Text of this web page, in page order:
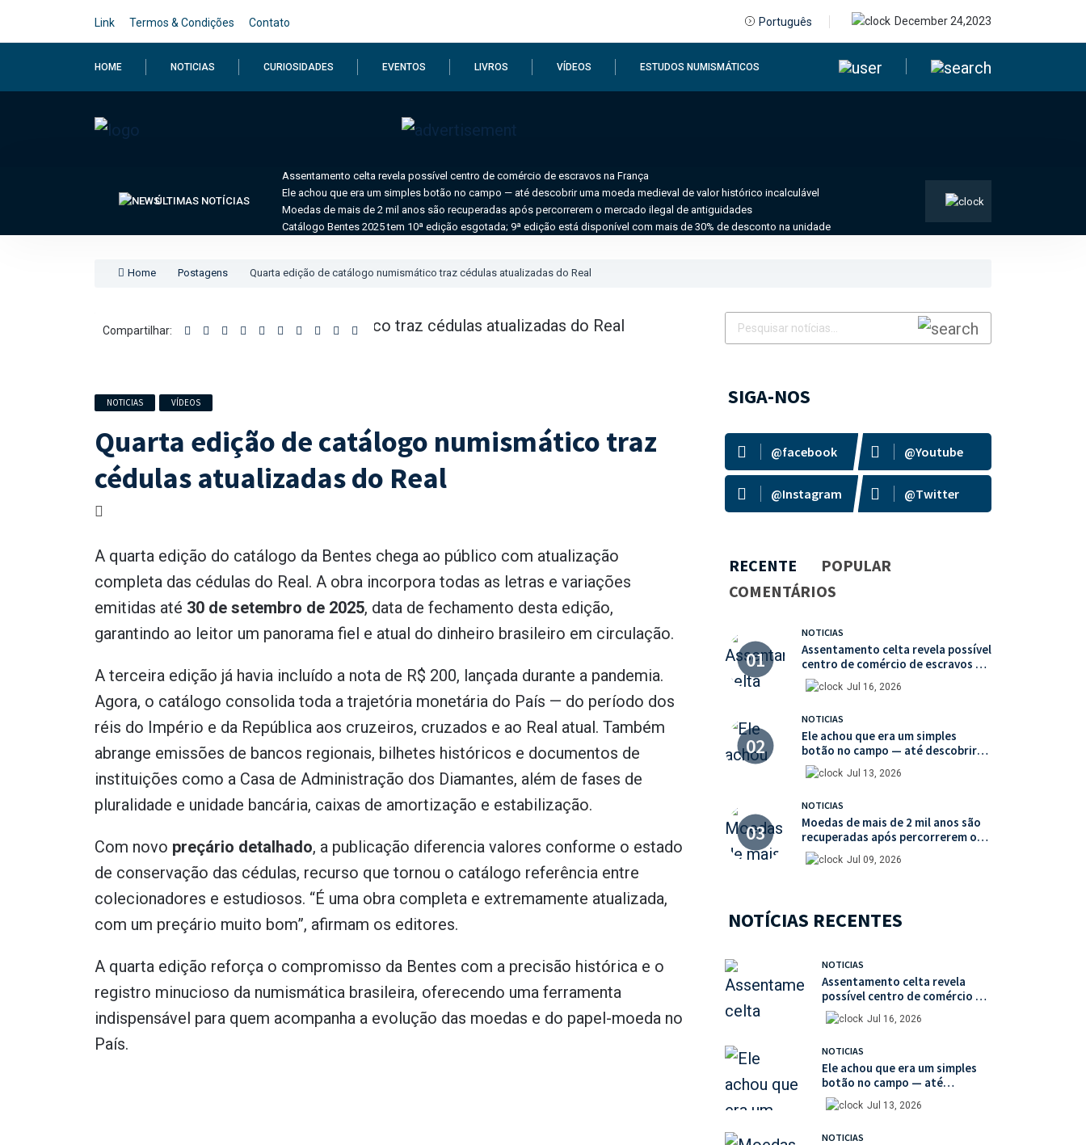
Link Termos & Condições Contato Português December 24,2023
HOME NOTICIAS CURIOSIDADES EVENTOS LIVROS VÍDEOS ESTUDOS NUMISMÁTICOS
ÚLTIMAS NOTÍCIAS
Assentamento celta revela possível centro de comércio de escravos na França
Ele achou que era um simples botão no campo — até descobrir uma moeda medieval de valor histórico incalculável
Moedas de mais de 2 mil anos são recuperadas após percorrerem o mercado ilegal de antiguidades
Catálogo Bentes 2025 tem 10ª edição esgotada; 9ª edição está disponível com mais de 30% de desconto na unidade
Home Postagens Quarta edição de catálogo numismático traz cédulas atualizadas do Real
Compartilhar:
NOTICIAS VÍDEOS
Quarta edição de catálogo numismático traz
cédulas atualizadas do Real
A quarta edição do catálogo da Bentes chega ao público com atualização
completa das cédulas do Real. A obra incorpora todas as letras e variações
emitidas até 30 de setembro de 2025, data de fechamento desta edição,
garantindo ao leitor um panorama fiel e atual do dinheiro brasileiro em circulação.
A terceira edição já havia incluído a nota de R$ 200, lançada durante a pandemia.
Agora, o catálogo consolida toda a trajetória monetária do País — do período dos
réis do Império e da República aos cruzeiros, cruzados e ao Real atual. Também
abrange emissões de bancos regionais, bilhetes históricos e documentos de
instituições como a Casa de Administração dos Diamantes, além de fases de
pluralidade e unidade bancária, caixas de amortização e estabilização.
Com novo preçário detalhado, a publicação diferencia valores conforme o estado
de conservação das cédulas, recurso que tornou o catálogo referência entre
colecionadores e estudiosos. “É uma obra completa e extremamente atualizada,
com um preçário muito bom”, afirmam os editores.
A quarta edição reforça o compromisso da Bentes com a precisão histórica e o
registro minucioso da numismática brasileira, oferecendo uma ferramenta
indispensável para quem acompanha a evolução das moedas e do papel-moeda no
País.
SIGA-NOS
@facebook @Youtube
@Instagram @Twitter
RECENTE
POPULAR
COMENTÁRIOS
NOTICIAS
Assentamento celta revela possível
centro de comércio de escravos na
França
Jul 16, 2026
NOTICIAS
Ele achou que era um simples
botão no campo — até descobrir
uma moeda medieval de valor
histórico incalculável
Jul 13, 2026
NOTICIAS
Moedas de mais de 2 mil anos são
recuperadas após percorrerem o
mercado ilegal de antiguidades
Jul 09, 2026
NOTÍCIAS RECENTES
NOTICIAS
Assentamento celta revela
possível centro de comércio de
escravos na França
Jul 16, 2026
NOTICIAS
Ele achou que era um simples
botão no campo — até
descobrir uma moeda medieval
de valor histórico incalculável
Jul 13, 2026
NOTICIAS